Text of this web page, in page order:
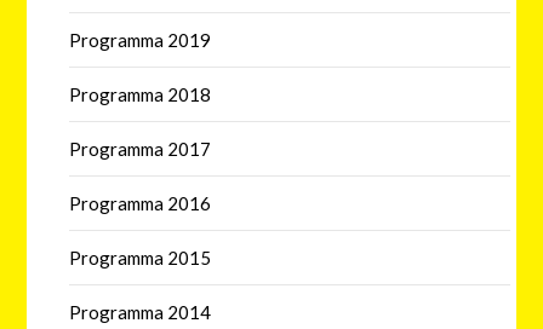
Programma 2019
Programma 2018
Programma 2017
Programma 2016
Programma 2015
Programma 2014